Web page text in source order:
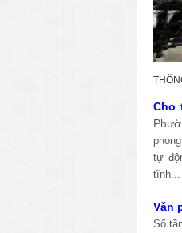
Cho
tự
tĩnh...
Văn
Số